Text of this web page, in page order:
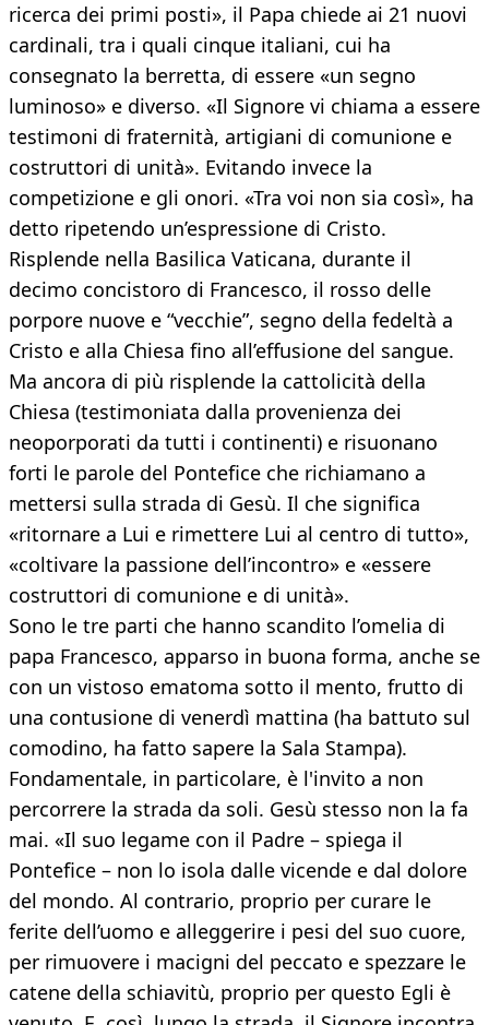
ricerca dei primi posti», il Papa chiede ai 21 nuovi
cardinali, tra i quali cinque italiani, cui ha
consegnato la berretta, di essere «un segno
luminoso» e diverso. «Il Signore vi chiama a essere
testimoni di fraternità, artigiani di comunione e
costruttori di unità». Evitando invece la
competizione e gli onori. «Tra voi non sia così», ha
detto ripetendo un’espressione di Cristo.
Risplende nella Basilica Vaticana, durante il
decimo concistoro di Francesco, il rosso delle
porpore nuove e “vecchie”, segno della fedeltà a
Cristo e alla Chiesa fino all’effusione del sangue.
Ma ancora di più risplende la cattolicità della
Chiesa (testimoniata dalla provenienza dei
neoporporati da tutti i continenti) e risuonano
forti le parole del Pontefice che richiamano a
mettersi sulla strada di Gesù. Il che significa
«ritornare a Lui e rimettere Lui al centro di tutto»,
«coltivare la passione dell’incontro» e «essere
costruttori di comunione e di unità».
Sono le tre parti che hanno scandito l’omelia di
papa Francesco, apparso in buona forma, anche se
con un vistoso ematoma sotto il mento, frutto di
una contusione di venerdì mattina (ha battuto sul
comodino, ha fatto sapere la Sala Stampa).
Fondamentale, in particolare, è l'invito a non
percorrere la strada da soli. Gesù stesso non la fa
mai. «Il suo legame con il Padre – spiega il
Pontefice – non lo isola dalle vicende e dal dolore
del mondo. Al contrario, proprio per curare le
ferite dell’uomo e alleggerire i pesi del suo cuore,
per rimuovere i macigni del peccato e spezzare le
catene della schiavitù, proprio per questo Egli è